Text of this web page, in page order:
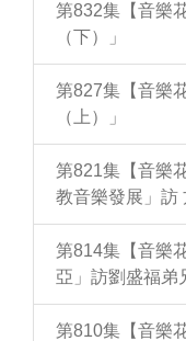
第832集【音樂
（下）」
第827集【音樂
（上）」
第821集【音樂
教音樂發展」訪
第814集【音樂
亞」訪劉盛福弟
第810集【音樂